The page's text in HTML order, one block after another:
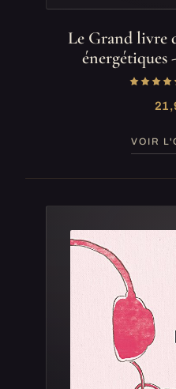
Le Grand livre
énergétiques
VOIR